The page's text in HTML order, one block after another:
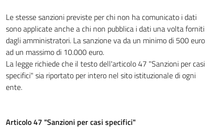
Le stesse sanzioni previste per chi non ha comunicato i dati
sono applicate anche a chi non pubblica i dati una volta forniti
dagli amministratori. La sanzione va da un minimo di 500 euro
ad un massimo di 10.000 euro.
La legge richiede che il testo dell'articolo 47 "Sanzioni per casi
specifici" sia riportato per intero nel sito istituzionale di ogni
ente.
Articolo 47 "Sanzioni per casi specifici"